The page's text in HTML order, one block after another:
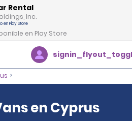
Rental
Inc.
en Play Store
en Cyprus